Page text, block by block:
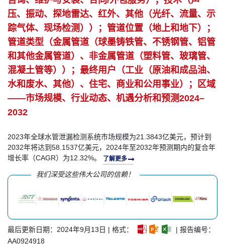
压、振动、探地雷达、红外、其他（光纤、流量、示
踪气体、现场检测））；管道位置（地上和地下）；
管道类型（金属管道（球墨铸铁管、不锈钢管、铝管
和其他金属管道）、非金属管道（塑料管、玻璃管、
混凝土管等））；最终用户（工业（原油和成品油、
水和废水、其他）、住宅、商业和公用事业）；区域
——市场规模、行业动态、机遇分析和预测2024–
2032
2023年全球水管泄漏检测系统市场规模为21.3843亿美元，预计到
2032年将达到58.1537亿美元，2024年至2032年预测期内的复合年
增长率（CAGR）为12.32%。
了解更多
我们深受这些伟大公司的信赖！
最后更新日期：2024年9月13日 | 格式：
| 报告编号：
AA0924918